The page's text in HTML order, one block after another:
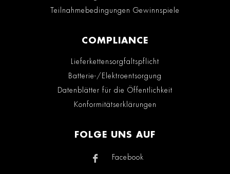
Teilnahmebedingungen Gewinnspiele
COMPLIANCE
Lieferkettensorgfaltspflicht
Batterie-/Elektroentsorgung
Datenblätter für die Öffentlichkeit
Konformitätserklärungen
FOLGE UNS AUF
Facebook